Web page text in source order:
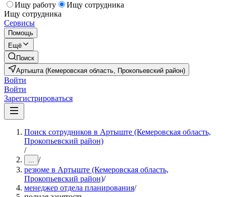
Ищу работу
Ищу сотрудника
Ищу сотрудника
Сервисы
Помощь
Ещё
Поиск
Артышта (Кемеровская область, Прокопьевский район)
Войти
Войти
Зарегистрироваться
Поиск сотрудников в Артыште (Кемеровская область,
Прокопьевский район)
/
... /
резюме в Артыште (Кемеровская область,
Прокопьевский район)/
менеджер отдела планирования/